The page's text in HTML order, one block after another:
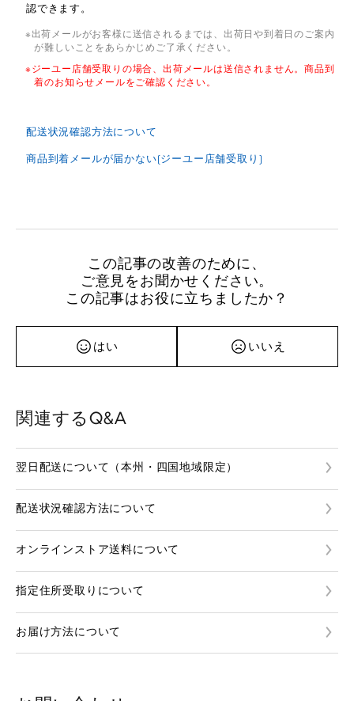
認できます。
出荷メールがお客様に送信されるまでは、出荷日や到着日のご案内
が難しいことをあらかじめご了承ください。
ジーユー店舗受取り の場合、出荷メールは送信されません。商品到
着のお知らせメールをご確認ください。
配送状況確認方法について
商品到着メールが届かない(ジーユー店舗受取り)
この記事の改善のために、
ご意見をお聞かせください。
この記事はお役に立ちましたか？
はい いいえ
関連するQ&A
翌日配送について（本州・四国地域限定）
配送状況確認方法について
オンラインストア送料について
指定住所受取りについて
お届け方法について